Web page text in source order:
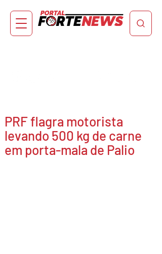
PRF flagra motorista
levando 500 kg de carne
em porta-mala de Palio